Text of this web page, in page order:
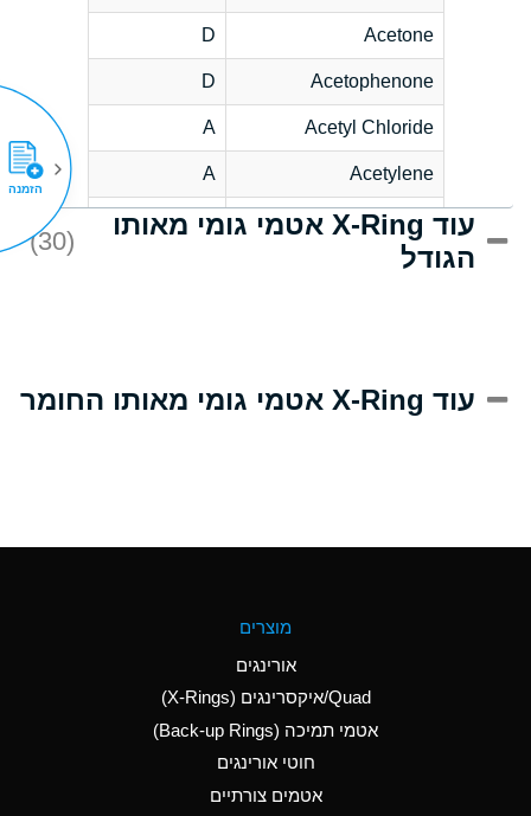
Acetone
D
Acetophenone
D
Acetyl Chloride
A
Acetylene
A
Acrlylonitrile
C
Adipic Acid
(Aqueous)
Aluminum Nitrate
(Aqueous)
Aluminum Phosphate
עוד X-Ring אטמי גומי מאותו
הגודל
(30)
עוד X-Ring אטמי גומי מאותו החומר
מוצרים
אורינגים
Quad/איקסרינגים (X-Rings)
אטמי תמיכה (Back-up Rings)
חוטי אורינגים
אטמים צורתיים
הזמנה